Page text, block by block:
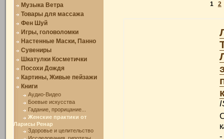
Музыка Ветра
Товары для массажа
Фен Шуй
Игры, головоломки
Настенные Маски, Панно
Сувениры
Шкатулки Косметички
Посохи Дождя
Картины, Живые пейзажи
Книги
Аудио-Видео
Боевые искусства
Гадание, прорицание...
Женские практики от
Ларисы Ренар
Здоровье и целительство
1 2
-